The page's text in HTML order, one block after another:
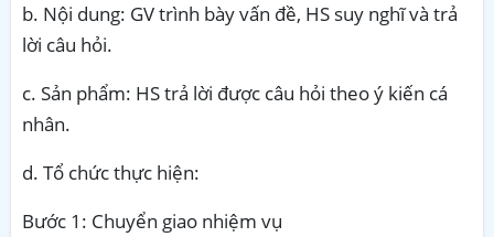
b. Nội dung: GV trình bày vấn đề, HS suy nghĩ và trả
lời câu hỏi.
c. Sản phẩm: HS trả lời được câu hỏi theo ý kiến cá
nhân.
d. Tổ chức thực hiện:
Bước 1: Chuyển giao nhiệm vụ